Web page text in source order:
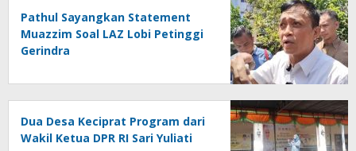
Pathul Sayangkan Statement
Muazzim Soal LAZ Lobi Petinggi
Gerindra
Dua Desa Keciprat Program dari
Wakil Ketua DPR RI Sari Yuliati